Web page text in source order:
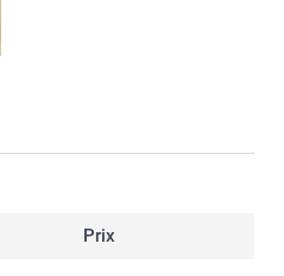
Prix